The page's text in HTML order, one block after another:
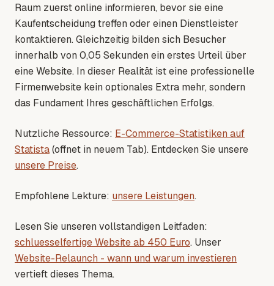
Raum zuerst online informieren, bevor sie eine
Kaufentscheidung treffen oder einen Dienstleister
kontaktieren. Gleichzeitig bilden sich Besucher
innerhalb von 0,05 Sekunden ein erstes Urteil über
eine Website. In dieser Realität ist eine professionelle
Firmenwebsite kein optionales Extra mehr, sondern
das Fundament Ihres geschäftlichen Erfolgs.
Nutzliche Ressource: E-Commerce-Statistiken auf
Statista(offnet in neuem Tab). Entdecken Sie unsere
unsere Preise.
Empfohlene Lekture: unsere Leistungen.
Lesen Sie unseren vollstandigen Leitfaden:
schluesselfertige Website ab 450 Euro. Unser
Website-Relaunch - wann und warum investieren
vertieft dieses Thema.